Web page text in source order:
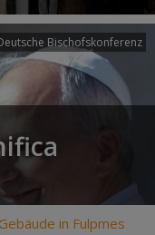
Bischofskonferenz
in Fulpmes